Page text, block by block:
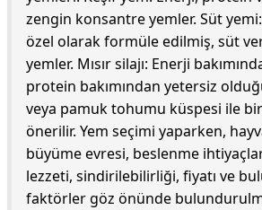
zengin konsantre yemler. Süt
özel olarak formüle edilmiş, süt
yemler. Mısır silajı: Enerji
protein bakımından yetersiz
veya pamuk tohumu küspesi ile
önerilir. Yem seçimi yaparken,
büyüme evresi, beslenme
lezzeti, sindirilebilirliği, fiyatı ve
faktörler göz önünde